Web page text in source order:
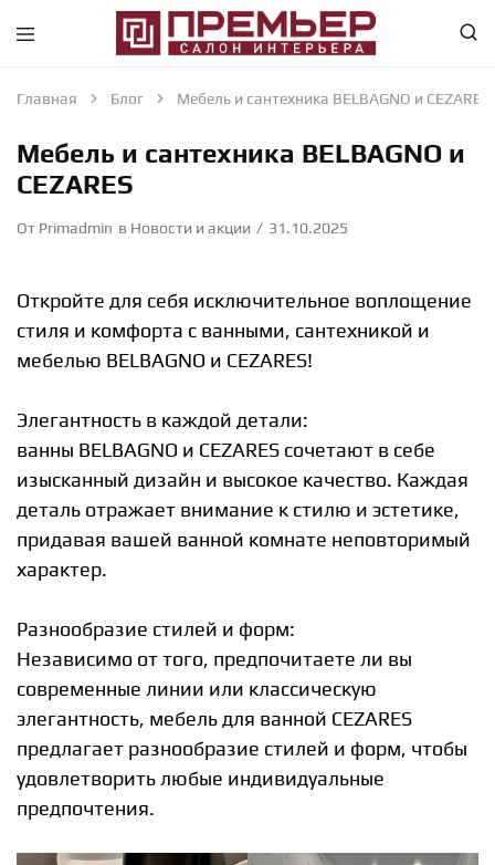
Премьер
Салон
Абакан
Крупнейший
Абакане
интерьерного
направления
Главная Блог Мебель и сантехника BELBAGNO и CEZARES
Мебель и сантехника BELBAGNO и
CEZARES
От Primadmin в Новости и акции 31.10.2025
Откройте для себя исключительное воплощение
стиля и комфорта с ванными, сантехникой и
мебелью BELBAGNO и CEZARES!
Элегантность в каждой детали:
ванны BELBAGNO и CEZARES сочетают в себе
изысканный дизайн и высокое качество. Каждая
деталь отражает внимание к стилю и эстетике,
придавая вашей ванной комнате неповторимый
характер.
Разнообразие стилей и форм:
Независимо от того, предпочитаете ли вы
современные линии или классическую
элегантность, мебель для ванной CEZARES
предлагает разнообразие стилей и форм, чтобы
удовлетворить любые индивидуальные
предпочтения.⠀